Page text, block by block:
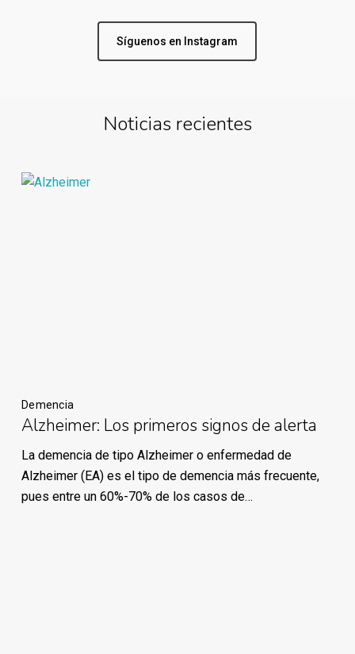
Síguenos en Instagram
Noticias recientes
Demencia
Alzheimer: Los primeros signos de alerta
La demencia de tipo Alzheimer o enfermedad de
Alzheimer (EA) es el tipo de demencia más frecuente,
pues entre un 60%-70% de los casos de…